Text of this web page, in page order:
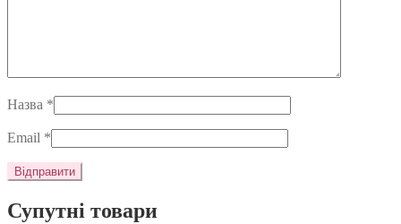
Назва *
Email *
Супутні товари